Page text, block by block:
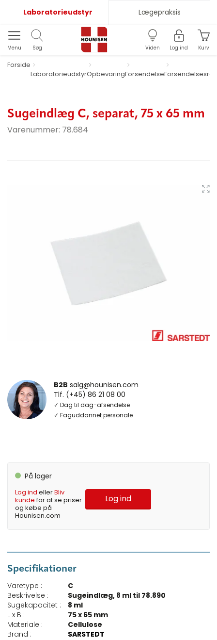
Laboratorieudstyr Lægepraksis
Menu Søg Viden Log ind Kurv
Forside
LaboratorieudstyrOpbevaringForsendelseForsendelsesrør
Sugeindlæg C, separat, 75 x 65 mm
Varenummer: 78.684
B2B salg@hounisen.com
Tlf. (+45) 86 21 08 00
✓ Dag til dag-afsendelse
✓ Faguddannet personale
På lager
Log ind ellerBliv
kundefor at se priser
og købe på
Hounisen.com
Log ind
Specifikationer
Varetype :
C
Beskrivelse :
Sugeindlæg, 8 ml til 78.890
Sugekapacitet :
8 ml
L x B :
75 x 65 mm
Materiale :
Cellulose
Brand :
SARSTEDT